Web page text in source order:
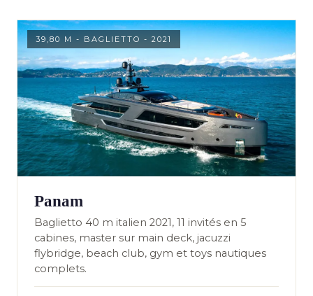
39,80 M - BAGLIETTO - 2021
Panam
Baglietto 40 m italien 2021, 11 invités en 5
cabines, master sur main deck, jacuzzi
flybridge, beach club, gym et toys nautiques
complets.